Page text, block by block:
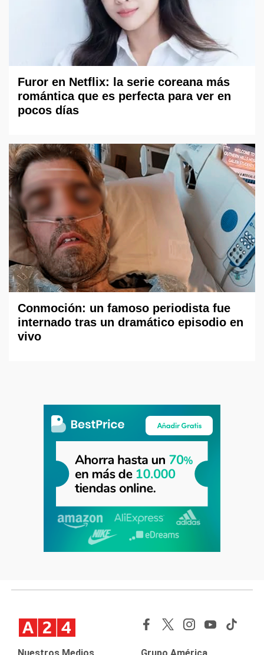
Furor en Netflix: la serie coreana más
romántica que es perfecta para ver en
pocos días
Conmoción: un famoso periodista fue
internado tras un dramático episodio en
vivo